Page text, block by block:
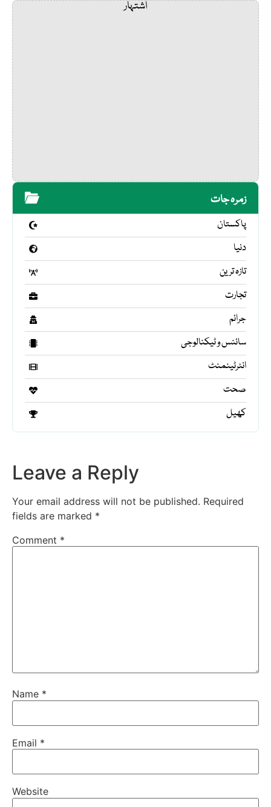
اشتہار
زمرہ جات
پاکستان
دنیا
تازہ ترین
تجارت
جرائم
سائنس و ٹیکنالوجی
انٹرٹینمنٹ
صحت
کھیل
Leave a Reply
Your email address will not be published. Required
fields are marked *
Comment *
Name *
Email *
Website